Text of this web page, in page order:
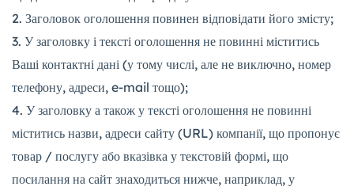
Заголовок оголошення повинен відповідати його змісту;
У заголовку і тексті оголошення не повинні міститись
Ваші контактні дані (у тому числі, але не виключно, номер
телефону, адреси, e-mail тощо);
У заголовку а також у тексті оголошення не повинні
міститись назви, адреси сайту (URL) компанії, що пропонує
товар / послугу або вказівка у текстовій формі, що
посилання на сайт знаходиться нижче, наприклад, у